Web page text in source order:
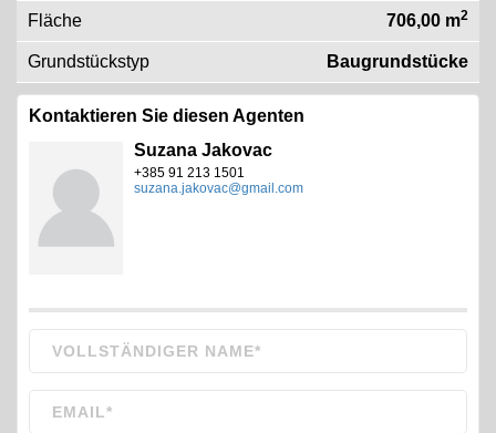
Fläche 706,00 m2
Grundstückstyp Baugrundstücke
Kontaktieren Sie diesen Agenten
Suzana Jakovac
+385 91 213 1501
suzana.jakovac@gmail.com